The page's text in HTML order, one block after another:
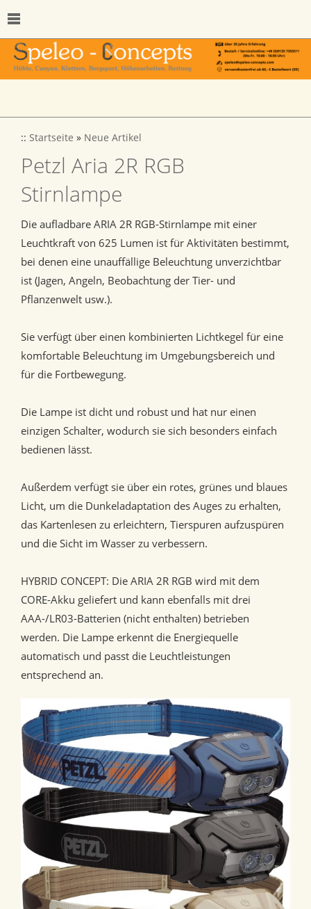
:: Startseite » Neue Artikel
Petzl Aria 2R RGB
Stirnlampe
Die aufladbare ARIA 2R RGB-Stirnlampe mit einer
Leuchtkraft von 625 Lumen ist für Aktivitäten bestimmt,
bei denen eine unauffällige Beleuchtung unverzichtbar
ist (Jagen, Angeln, Beobachtung der Tier- und
Pflanzenwelt usw.).
Sie verfügt über einen kombinierten Lichtkegel für eine
komfortable Beleuchtung im Umgebungsbereich und
für die Fortbewegung.
Die Lampe ist dicht und robust und hat nur einen
einzigen Schalter, wodurch sie sich besonders einfach
bedienen lässt.
Außerdem verfügt sie über ein rotes, grünes und blaues
Licht, um die Dunkeladaptation des Auges zu erhalten,
das Kartenlesen zu erleichtern, Tierspuren aufzuspüren
und die Sicht im Wasser zu verbessern.
HYBRID CONCEPT: Die ARIA 2R RGB wird mit dem
CORE-Akku geliefert und kann ebenfalls mit drei
AAA-/LR03-Batterien (nicht enthalten) betrieben
werden. Die Lampe erkennt die Energiequelle
automatisch und passt die Leuchtleistungen
entsprechend an.